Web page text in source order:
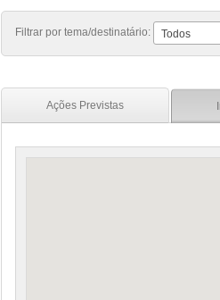
Filtrar por tema/destinatário: Todos
Ações Previstas